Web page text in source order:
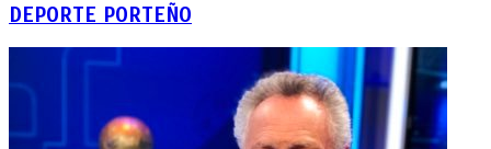
DEPORTE PORTEÑO